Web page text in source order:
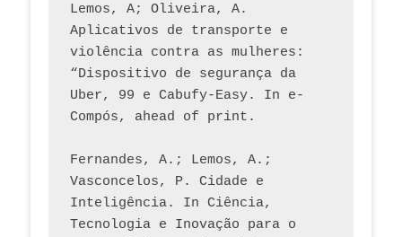
Lemos, A; Oliveira, A.
Aplicativos de transporte e
violência contra as mulheres:
“Dispositivo de segurança da
Uber, 99 e Cabufy-Easy. In e-
Compós, ahead of print.
Fernandes, A.; Lemos, A.;
Vasconcelos, P. Cidade e
Inteligência. In Ciência,
Tecnologia e Inovação para o